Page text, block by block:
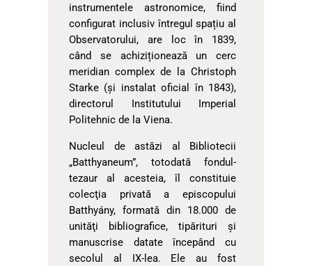
instrumentele astronomice, fiind
configurat inclusiv întregul spațiu al
Observatorului, are loc în 1839,
când se achiziționează un cerc
meridian complex de la Christoph
Starke (şi instalat oficial în 1843),
directorul Institutului Imperial
Politehnic de la Viena.
Nucleul de astăzi al Bibliotecii
„Batthyaneum”, totodată fondul-
tezaur al acesteia, îl constituie
colecţia privată a episcopului
Batthyány, formată din 18.000 de
unităţi bibliografice, tipărituri şi
manuscrise datate începând cu
secolul al IX-lea. Ele au fost